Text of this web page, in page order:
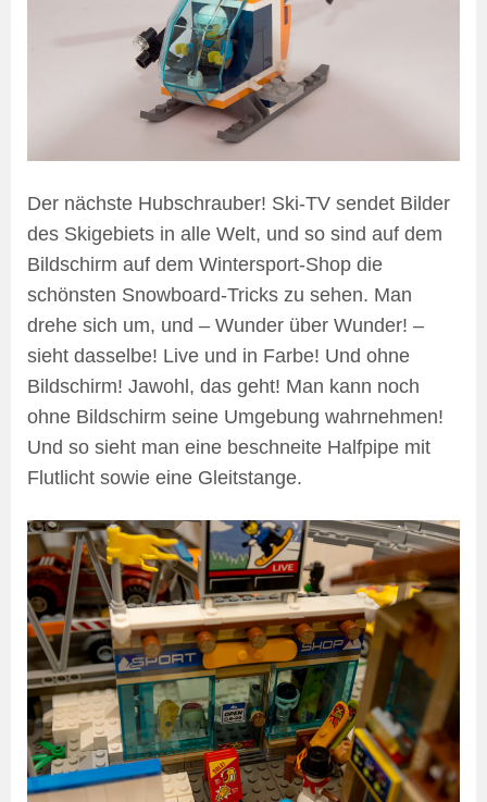
Der nächste Hubschrauber! Ski-TV sendet Bilder
des Skigebiets in alle Welt, und so sind auf dem
Bildschirm auf dem Wintersport-Shop die
schönsten Snowboard-Tricks zu sehen. Man
drehe sich um, und – Wunder über Wunder! –
sieht dasselbe! Live und in Farbe! Und ohne
Bildschirm! Jawohl, das geht! Man kann noch
ohne Bildschirm seine Umgebung wahrnehmen!
Und so sieht man eine beschneite Halfpipe mit
Flutlicht sowie eine Gleitstange.